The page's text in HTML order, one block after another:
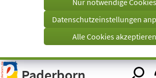
Visuelle
Assistenzsoftware
Tab)
Nur notwendige Cookies
Datenschutzeinstellungen
Alle Cookies akzeptieren